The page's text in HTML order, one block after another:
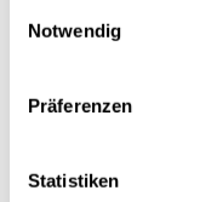
Notwendig
Präferenzen
Statistiken
CHF 29.90